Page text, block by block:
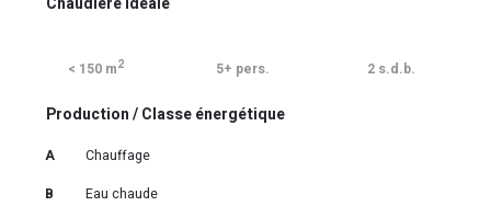
< 150 m2 5+ pers. 2 s.d.b.
Production / Classe énergétique
A
Chauffage
B
Eau chaude